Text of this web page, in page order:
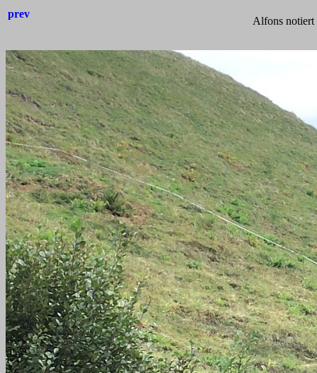
prev
Alfons notiert